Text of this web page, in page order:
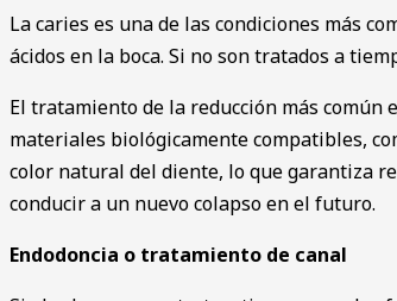
La caries es una de las condiciones más
ácidos en la boca. Si no son tratados a
El tratamiento de la reducción más
materiales biológicamente compatibles,
color natural del diente, lo que garantiza
conducir a un nuevo colapso en el futuro.
Endodoncia o tratamiento de canal